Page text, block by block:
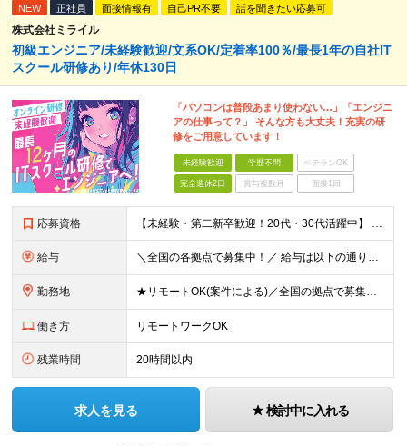
NEW 正社員 面接情報有 自己PR不要 話を聞きたい応募可
株式会社ミライル
初級エンジニア/未経験歓迎/文系OK/定着率100％/最長1年の自社IT
スクール研修あり/年休130日
「パソコンは普段あまり使わない…」「エンジニ
アの仕事って？」 そんな方も大丈夫！充実の研
修をご用意しています！
未経験歓迎 学歴不問 ベテランOK
完全週休2日 賞与複数月 面接1回
応募資格 【未経験・第二新卒歓迎！20代・30代活躍中】 ★意欲・人柄重視の採用を実施！ ◆学歴不問 ◆社会人未経験もOK ～こんな方にオススメです～ ◎エンジニアに興味・関心のある方 ◎正社員デビューを叶え
給与 ＼全国の各拠点で募集中！／ 給与は以下の通り、勤務地により異なります。 札幌：月給23万円～27万円 仙台：月給22万円～26万円 新潟：月給22万円～26万円 東京：月給26万円～30万円 大阪：
勤務地 ★リモートOK(案件による)／全国の拠点で募集中！ 北海道、宮城県、新潟県、東京都、大阪府、福岡県、沖縄県にある各拠点 ※様々な企業の現場で、当社プロジェクトに加わり業務を行っていただきます。 ※希望
働き方 リモートワークOK
残業時間 20時間以内
求人を見る 検討中に入れる